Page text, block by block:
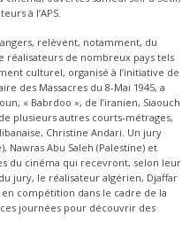
à l’APS.
relèvent, notamment, du
de nombreux pays tels
culturel, organisé à l’initiative de
des Massacres du 8-Mai 1945, a
« Babrdoo », de l’iranien, Siaouch
plusieurs autres courts-métrages,
Christine Andari. Un jury
Nawras Abu Saleh (Palestine) et
du cinéma qui recevront, selon leur
du jury, le réalisateur algérien, Djaffar
compétition dans le cadre de la
journées pour découvrir des